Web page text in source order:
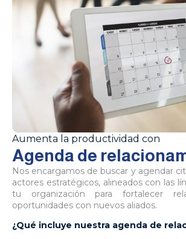
Aumenta la productividad con
Agenda de
Nos encargamos de buscar y agendar
actores estratégicos, alineados con las
tu organización para fortalecer
oportunidades con nuevos aliados.
¿Qué incluye nuestra agenda de